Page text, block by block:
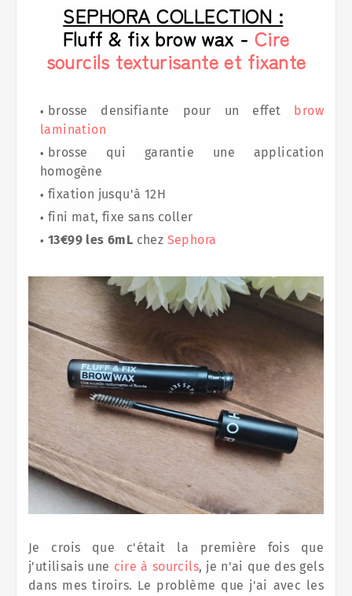
SEPHORA COLLECTION :
Fluff & fix brow wax - Cire
sourcils texturisante et fixante
brosse densifiante pour un effet brow
lamination
brosse qui garantie une application
homogène
fixation jusqu'à 12H
fini mat, fixe sans coller
13€99 les 6mL chez Sephora
Je crois que c'était la première fois que
j'utilisais une cire à sourcils, je n'ai que des gels
dans mes tiroirs. Le problème que j'ai avec les